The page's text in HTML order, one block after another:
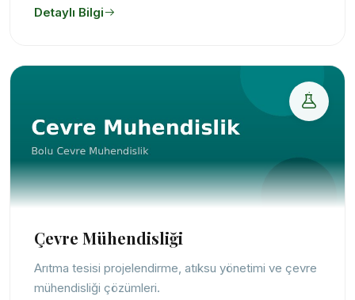
Detaylı Bilgi
Çevre Mühendisliği
Arıtma tesisi projelendirme, atıksu yönetimi ve çevre
mühendisliği çözümleri.